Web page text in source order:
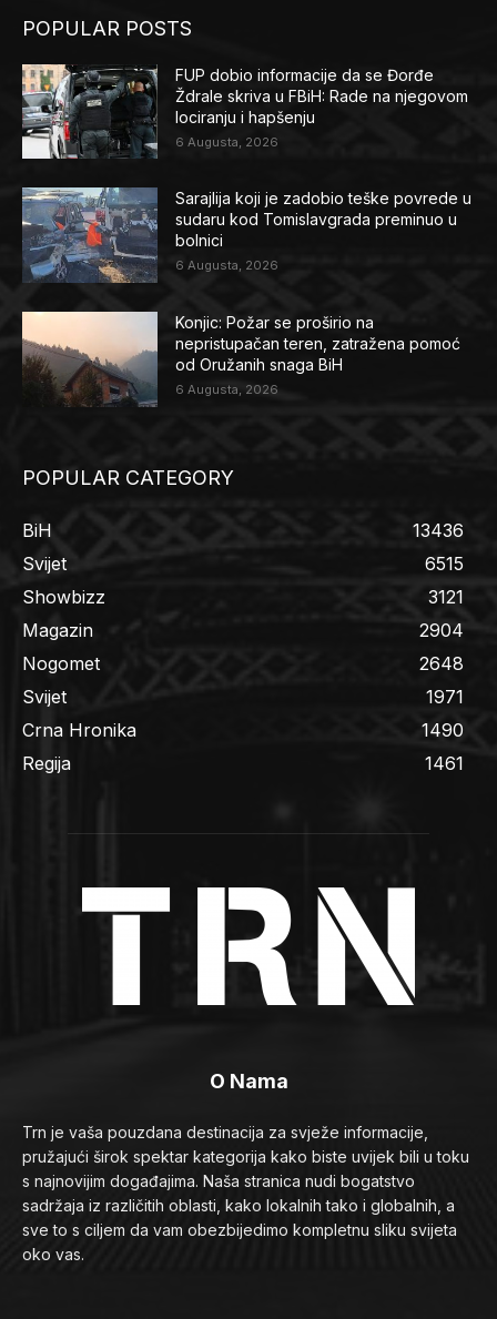
POPULAR POSTS
FUP dobio informacije da se Đorđe
Ždrale skriva u FBiH: Rade na njegovom
lociranju i hapšenju
6 Augusta, 2026
Sarajlija koji je zadobio teške povrede u
sudaru kod Tomislavgrada preminuo u
bolnici
6 Augusta, 2026
Konjic: Požar se proširio na
nepristupačan teren, zatražena pomoć
od Oružanih snaga BiH
6 Augusta, 2026
POPULAR CATEGORY
BiH
13436
Svijet
6515
Showbizz
3121
Magazin
2904
Nogomet
2648
Svijet
1971
Crna Hronika
1490
Regija
1461
O Nama
Trn je vaša pouzdana destinacija za svježe informacije,
pružajući širok spektar kategorija kako biste uvijek bili u toku
s najnovijim događajima. Naša stranica nudi bogatstvo
sadržaja iz različitih oblasti, kako lokalnih tako i globalnih, a
sve to s ciljem da vam obezbijedimo kompletnu sliku svijeta
oko vas.